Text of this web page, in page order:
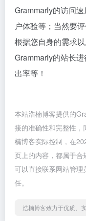
Grammarly的访问
户体验等；当然要
根据您自身的需求
Grammarly的站长
出率等！
本站浩楠博客提供的
接的准确性和完整性
楠博客实际控制，在
页上的内容，都属于合
可以直接联系网站管
任。
浩楠博客致力于优质、